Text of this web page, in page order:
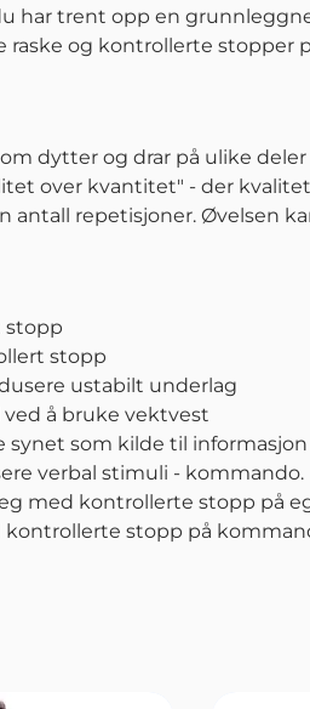
har trent opp en
raske og kontrollerte stopper
dytter og drar på ulike
over kvantitet" - der
antall repetisjoner. Øvelsen
stopp
stopp
ustabilt underlag
å bruke vektvest
som kilde til informasjon
verbal stimuli - kommando.
med kontrollerte stopp på
stopp på